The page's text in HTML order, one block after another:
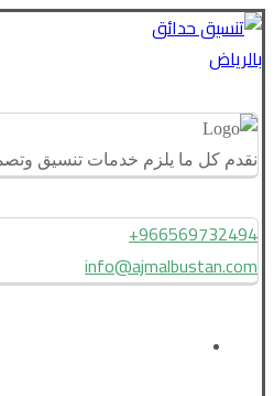
نقدم كل ما يلزم خدمات تنسيق
966569732494+
info@ajmalbustan.com